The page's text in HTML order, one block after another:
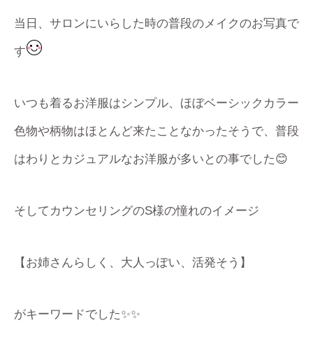
当日、サロンにいらした時の普段のメイクのお写真で
す
いつも着るお洋服はシンプル、ほぼベーシックカラー
色物や柄物はほとんど来たことなかったそうで、普段
はわりとカジュアルなお洋服が多いとの事でした😊
そしてカウンセリングのS様の憧れのイメージ
【お姉さんらしく、大人っぽい、活発そう】
がキーワードでした✨✨